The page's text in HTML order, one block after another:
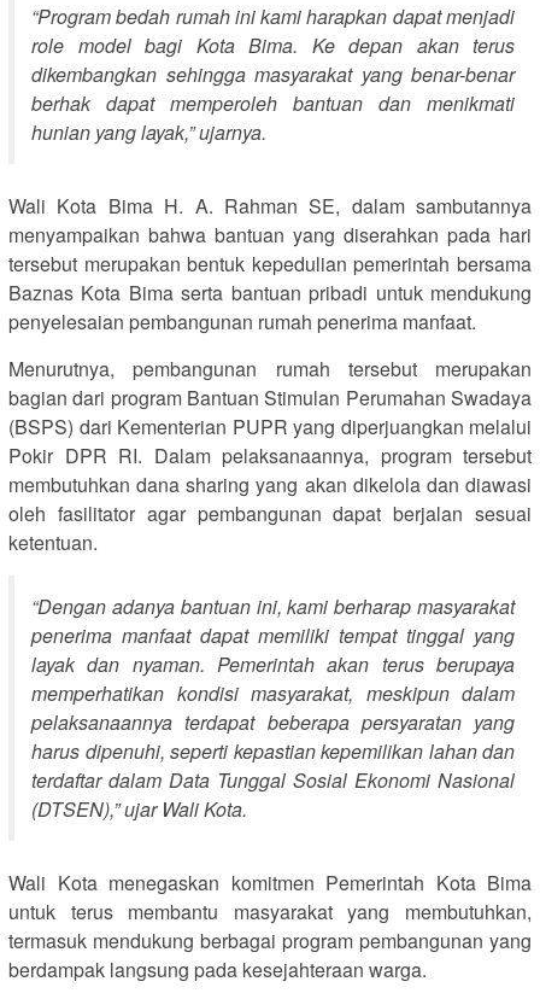
“Program bedah rumah ini kami harapkan dapat menjadi
role model bagi Kota Bima. Ke depan akan terus
dikembangkan sehingga masyarakat yang benar-benar
berhak dapat memperoleh bantuan dan menikmati
hunian yang layak,” ujarnya.
Wali Kota Bima H. A. Rahman SE, dalam sambutannya
menyampaikan bahwa bantuan yang diserahkan pada hari
tersebut merupakan bentuk kepedulian pemerintah bersama
Baznas Kota Bima serta bantuan pribadi untuk mendukung
penyelesaian pembangunan rumah penerima manfaat.
Menurutnya, pembangunan rumah tersebut merupakan
bagian dari program Bantuan Stimulan Perumahan Swadaya
(BSPS) dari Kementerian PUPR yang diperjuangkan melalui
Pokir DPR RI. Dalam pelaksanaannya, program tersebut
membutuhkan dana sharing yang akan dikelola dan diawasi
oleh fasilitator agar pembangunan dapat berjalan sesuai
ketentuan.
“Dengan adanya bantuan ini, kami berharap masyarakat
penerima manfaat dapat memiliki tempat tinggal yang
layak dan nyaman. Pemerintah akan terus berupaya
memperhatikan kondisi masyarakat, meskipun dalam
pelaksanaannya terdapat beberapa persyaratan yang
harus dipenuhi, seperti kepastian kepemilikan lahan dan
terdaftar dalam Data Tunggal Sosial Ekonomi Nasional
(DTSEN),” ujar Wali Kota.
Wali Kota menegaskan komitmen Pemerintah Kota Bima
untuk terus membantu masyarakat yang membutuhkan,
termasuk mendukung berbagai program pembangunan yang
berdampak langsung pada kesejahteraan warga.